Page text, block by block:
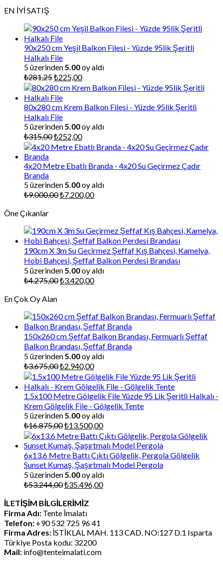
EN İYİ SATIŞ
90x250 cm Yeşil Balkon Filesi - Yüzde 95lik Şeritli
Halkalı File
5 üzerinden5.00oy aldı
₺281,25Orijinal
fiyat:
₺281,25.
₺225,00Şu
andaki
₺225,00.
80x280 cm Krem Balkon Filesi - Yüzde 95lik Şeritli
Halkalı File
5 üzerinden5.00oy aldı
₺315,00Orijinal
fiyat:
₺252,00Şu
andaki
₺252,00.
4x20 Metre Ebatlı Branda - 4x20 Su Geçirmez Çadır
Branda
5 üzerinden5.00oy aldı
₺9.000,00Orijinal
₺7.200,00Şu
Öne Çıkanlar
190cm X 3m Su Geçirmez Şeffaf Kış Bahçesi, Kamelya,
Hobi Bahçesi, Şeffaf Balkon Perdesi Brandası
5 üzerinden5.00oy aldı
₺4.275,00Orijinal
₺3.420,00Şu
En Çok Oy Alan
150x260 cm Şeffaf Balkon Brandası, Fermuarlı Şeffaf
Balkon Brandası, Şeffaf Branda
5 üzerinden5.00oy aldı
₺3.675,00Orijinal
fiyat:
₺3.675,00.
₺2.940,00Şu
andaki
fiyat:
₺2.940,00.
1.5x100 Metre Gölgelik File Yüzde 95 Lik Şeritli Halkalı -
Krem Gölgelik File - Gölgelik Tente
5 üzerinden5.00oy aldı
₺16.875,00Orijinal
fiyat:
₺16.875,00.
₺13.500,00Şu
andaki
fiyat:
₺13.500,00.
6x13.6 Metre Battı Çıktı Gölgelik, Pergola Gölgelik
Sunset Kumaş, Şaşırtmalı Model Pergola
5 üzerinden5.00oy aldı
₺53.244,00Orijinal
₺53.244,00.
₺35.496,00Şu
İLETİŞİM BİLGİLERİMİZ
Firma Adı: Tente İmalatı
Telefon: +90 532 725 96 41
Firma Adres: İSTİKLAL MAH. 113 CAD. NO:127 D.1 Isparta
Türkiye Posta kodu: 32200
Mail: info@tenteimalati.com